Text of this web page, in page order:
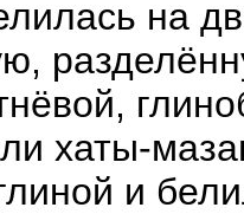
на
хаты-
и